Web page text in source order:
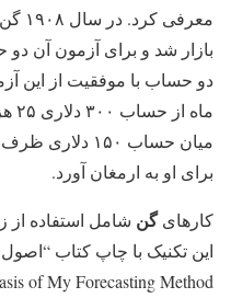
دو حساب با موفقیت از این
برای او به ارمغان آورد.
کارهایگن